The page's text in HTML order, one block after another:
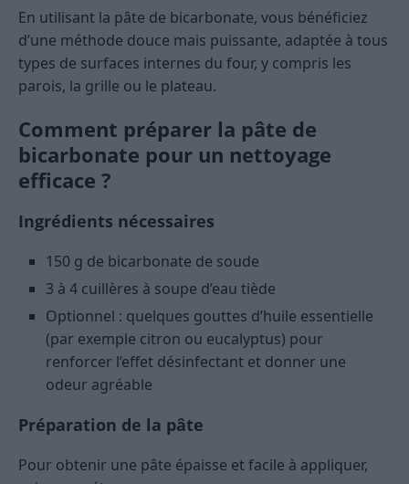
En utilisant la pâte de bicarbonate, vous bénéficiez
d’une méthode douce mais puissante, adaptée à tous
types de surfaces internes du four, y compris les
parois, la grille ou le plateau.
Comment préparer la pâte de
bicarbonate pour un nettoyage
efficace ?
Ingrédients nécessaires
150 g de bicarbonate de soude
3 à 4 cuillères à soupe d’eau tiède
Optionnel : quelques gouttes d’huile essentielle
(par exemple citron ou eucalyptus) pour
renforcer l’effet désinfectant et donner une
odeur agréable
Préparation de la pâte
Pour obtenir une pâte épaisse et facile à appliquer,